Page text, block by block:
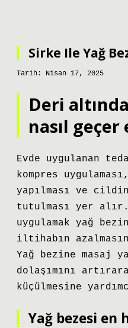
Sirke Ile Yağ
Tarih: Nisan 17, 2025
Deri
nasıl geçer
Evde uygulanan
kompres
yapılması ve
tutulması yer alır.
uygulamak yağ
iltihabın
Yağ bezine masaj
dolaşımını
küçülmesine
Yağ bezesi en